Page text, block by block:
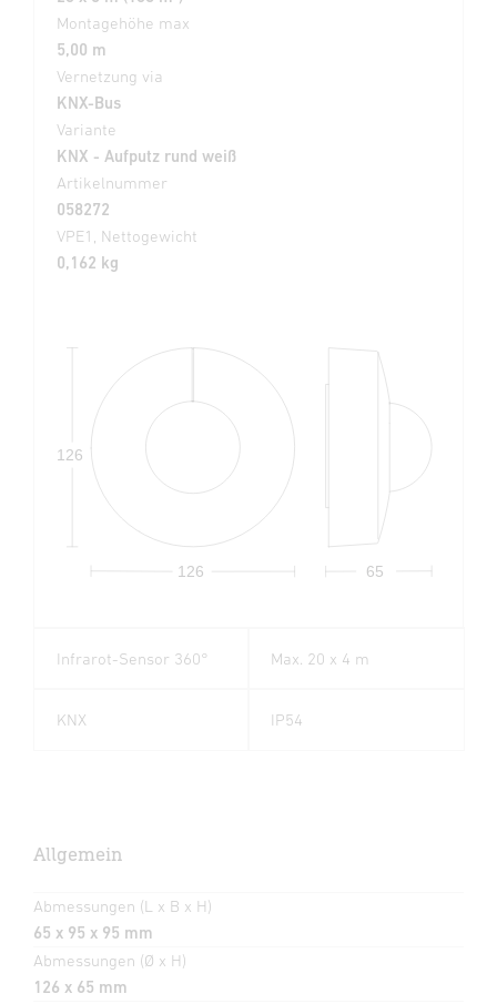
Montagehöhe max
5,00 m
Vernetzung via
KNX-Bus
Variante
KNX - Aufputz rund weiß
Artikelnummer
058272
VPE1, Nettogewicht
0,162 kg
65
126
126
Infrarot-Sensor 360° Max. 20 x 4 m
KNX IP54
Allgemein
Abmessungen (L x B x H)
65 x 95 x 95 mm
Abmessungen (Ø x H)
126 x 65 mm